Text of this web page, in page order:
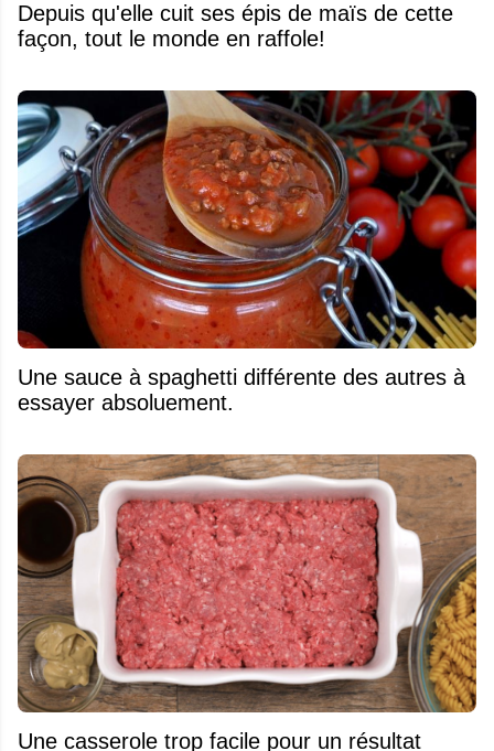
Depuis qu'elle cuit ses épis de maïs de cette
façon, tout le monde en raffole!
Une sauce à spaghetti différente des autres à
essayer absoluement.
Une casserole trop facile pour un résultat